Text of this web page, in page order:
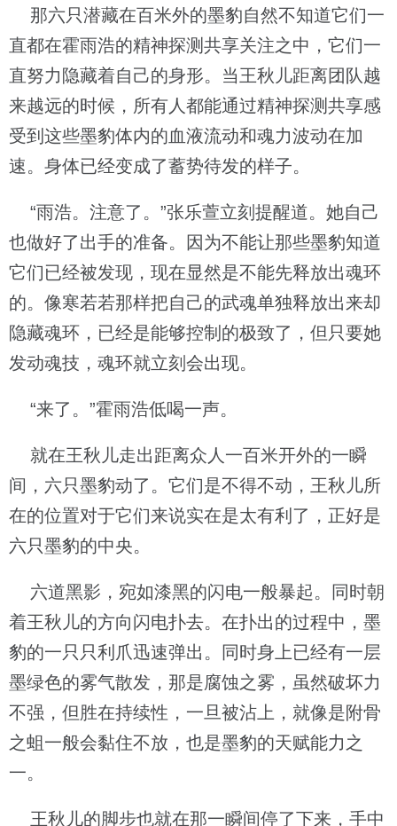
那六只潜藏在百米外的墨豹自然不知道它们一
直都在霍雨浩的精神探测共享关注之中，它们一
直努力隐藏着自己的身形。当王秋儿距离团队越
来越远的时候，所有人都能通过精神探测共享感
受到这些墨豹体内的血液流动和魂力波动在加
速。身体已经变成了蓄势待发的样子。
“雨浩。注意了。”张乐萱立刻提醒道。她自己
也做好了出手的准备。因为不能让那些墨豹知道
它们已经被发现，现在显然是不能先释放出魂环
的。像寒若若那样把自己的武魂单独释放出来却
隐藏魂环，已经是能够控制的极致了，但只要她
发动魂技，魂环就立刻会出现。
“来了。”霍雨浩低喝一声。
就在王秋儿走出距离众人一百米开外的一瞬
间，六只墨豹动了。它们是不得不动，王秋儿所
在的位置对于它们来说实在是太有利了，正好是
六只墨豹的中央。
六道黑影，宛如漆黑的闪电一般暴起。同时朝
着王秋儿的方向闪电扑去。在扑出的过程中，墨
豹的一只只利爪迅速弹出。同时身上已经有一层
墨绿色的雾气散发，那是腐蚀之雾，虽然破坏力
不强，但胜在持续性，一旦被沾上，就像是附骨
之蛆一般会黏住不放，也是墨豹的天赋能力之
一。
王秋儿的脚步也就在那一瞬间停了下来，手中